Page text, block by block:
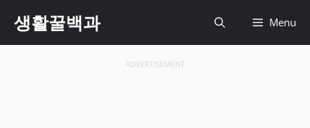
생활꿀백과 Menu
ADVERTISEMENT